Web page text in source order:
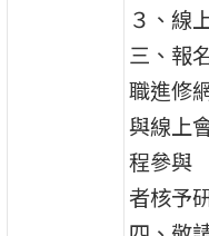
３、線
三、報
職進修
與線上
程參與
者核予